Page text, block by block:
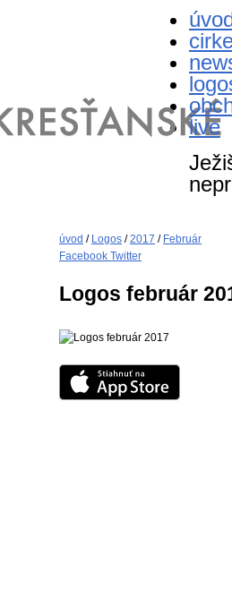
live
úvod / Logos /2017 / Február
Facebook Twitter
Logos február